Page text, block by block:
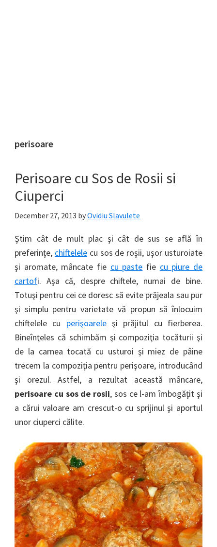
perisoare
Perisoare cu Sos de Rosii si
Ciuperci
December 27, 2013 byOvidiu Slavulete
Ştim cât de mult plac şi cât de sus se află în
preferinţe, chiftelelecu sos de roşii, uşor usturoiate
şi aromate, mâncate fie cu paste fie cu piure de
cartofi. Aşa că, despre chiftele, numai de bine.
Totuşi pentru cei ce doresc să evite prăjeala sau pur
şi simplu pentru varietate vă propun să înlocuim
chiftelele cu perişoareleşi prăjitul cu fierberea.
Bineînţeles că schimbăm şi compoziţia tocăturii şi
de la carnea tocată cu usturoi şi miez de pâine
trecem la compoziţia pentru perişoare, introducând
şi orezul. Astfel, a rezultat această mâncare,
perisoare cu sos de rosii, sos ce l-am îmbogăţit şi
a cărui valoare am crescut-o cu sprijinul şi aportul
unor ciuperci călite.